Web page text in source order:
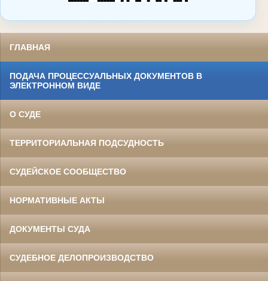
ГЛАВНАЯ
ПОДАЧА ПРОЦЕССУАЛЬНЫХ ДОКУМЕНТОВ В
ЭЛЕКТРОННОМ ВИДЕ
О СУДЕ
ТЕРРИТОРИАЛЬНАЯ ПОДСУДНОСТЬ
СУДЕЙСКОЕ СООБЩЕСТВО
НОРМАТИВНЫЕ АКТЫ
ДОКУМЕНТЫ СУДА
СУДЕБНОЕ ДЕЛОПРОИЗВОДСТВО